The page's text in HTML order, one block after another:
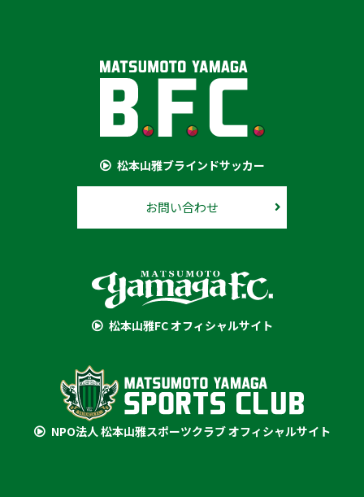
松本山雅ブラインドサッカー
お問い合わせ
松本山雅FC オフィシャルサイト
NPO法人 松本山雅スポーツクラブ オフィシャルサイト